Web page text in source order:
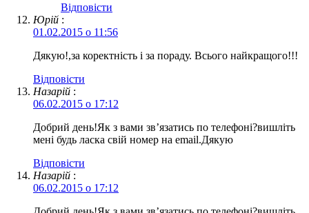
Відповіcти
Юрій :
01.02.2015 о 11:56
Дякую!,за коректність і за пораду. Всього найкращого!!!
Відповіcти
Назарій :
06.02.2015 о 17:12
Добрий день!Як з вами зв’язатись по телефоні?вишліть
мені будь ласка свій номер на email.Дякую
Відповіcти
Назарій :
06.02.2015 о 17:12